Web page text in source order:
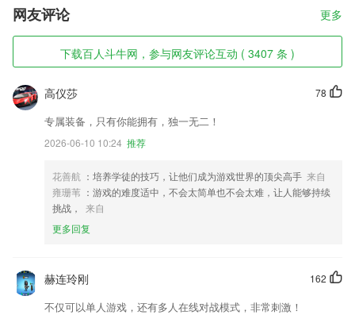
网友评论 更多
下载百人斗牛网，参与网友评论互动 ( 3407 条 )
78
高仪莎
专属装备，只有你能拥有，独一无二！
2026-06-10 10:24 推荐
花善航 ：培养学徒的技巧，让他们成为游戏世界的顶尖高手 来自
雍珊苇 ：游戏的难度适中，不会太简单也不会太难，让人能够持续
挑战，
来自
更多回复
162
赫连玲刚
不仅可以单人游戏，还有多人在线对战模式，非常刺激！